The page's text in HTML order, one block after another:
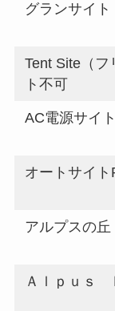
グランサイ
Tent Site（
ト不可
AC電源サイ
オートサイ
アルプスの
Ａｌｐｕｓ